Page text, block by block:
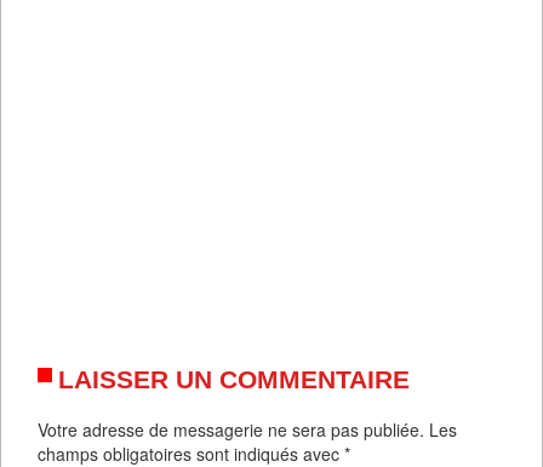
LAISSER UN COMMENTAIRE
Votre adresse de messagerie ne sera pas publiée. Les
champs obligatoires sont indiqués avec *